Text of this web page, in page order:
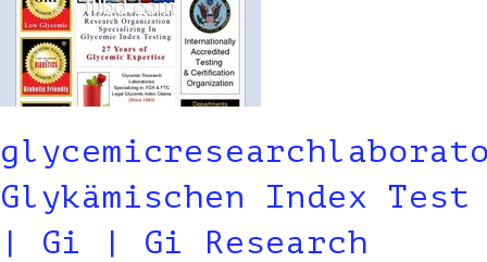
Glykämischen Index Test
| Gi | Gi Research